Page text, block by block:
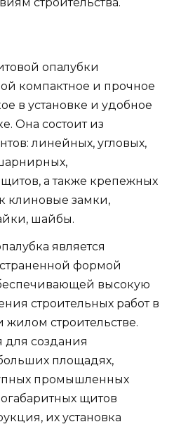
опалубки
компактное и прочное
в установке и удобное
Она состоит из
линейных, угловых,
а также крепежных
клиновые замки,
шайбы.
является
формой
высокую
строительных работ в
строительстве.
создания
площадях,
промышленных
щитов
их установка